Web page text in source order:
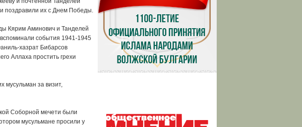
поздравили их с Днем Победы.
Кярим Аминович и Танделей
события 1941-1945
хазрат Бибарсов
Аллаха простить грехи
мусульман за визит,
Соборной мечети были
мусульмане просили у